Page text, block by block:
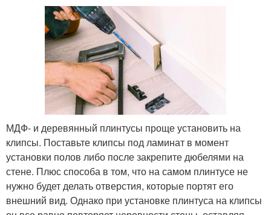
МДФ- и деревянный плинтусы проще установить на
клипсы. Поставьте клипсы под ламинат в момент
установки полов либо после закрепите дюбелями на
стене. Плюс способа в том, что на самом плинтусе не
нужно будет делать отверстия, которые портят его
внешний вид. Однако при установке плинтуса на клипсы